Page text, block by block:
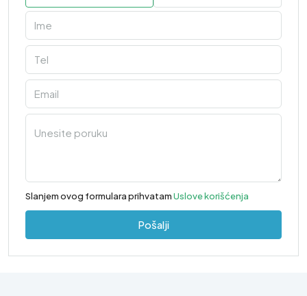
Slanjem ovog formulara prihvatamUslove korišćenja
Pošalji